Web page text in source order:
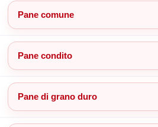
Pane comune
Pane condito
Pane di grano duro